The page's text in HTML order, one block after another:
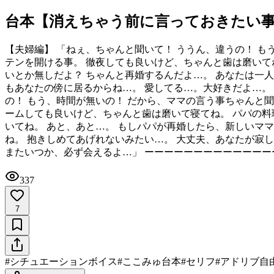
台本【消えちゃう前に言っておきたい
【夫婦編】 「ねぇ、ちゃんと聞いて！ ううん、違うの！
テンを開ける事。 徹夜しても良いけど、ちゃんと歯は磨い
いとか無しだよ？ ちゃんと再婚するんだよ…。 あなたは一
もあなたの傍に居るからね…。 愛してる…。大好きだよ…。
の！ もう、時間が無いの！ だから、ママの言う事ちゃん
ームしても良いけど、ちゃんと歯は磨いて寝てね。 パパの
いてね。 あと、あと…。 もしパパが再婚したら、新しい
ね。 抱きしめてあげれないみたい…。 大丈夫、あなたが
またいつか、必ず会えるよ…」 ーーーーーーーーーーー
337
7
#シチュエーションボイス#ここみゅ台本#セリフ#アドリブ自